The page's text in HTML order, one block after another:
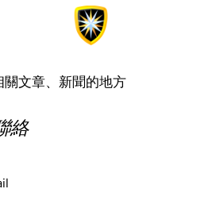
關文章、新聞的地方
絡